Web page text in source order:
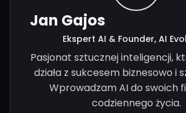
Jan Gajos
Ekspert AI & Founder, AI
Pasjonat sztucznej inteligencji,
działa z sukcesem biznesowo i
Wprowadzam AI do swoich
codziennego życia.